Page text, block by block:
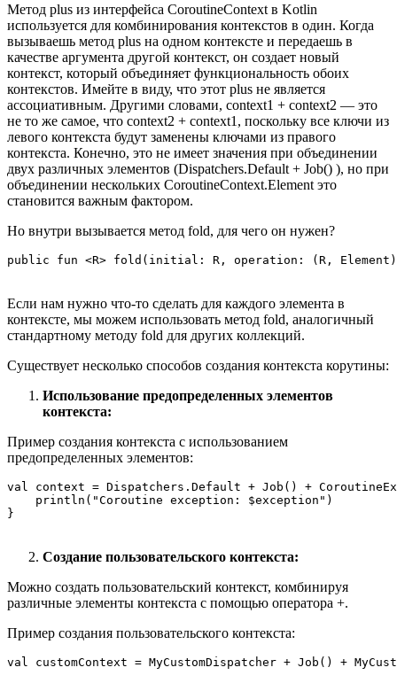
Метод plus из интерфейса CoroutineContext в Kotlin
используется для комбинирования контекстов в один. Когда
вызываешь метод plus на одном контексте и передаешь в
качестве аргумента другой контекст, он создает новый
контекст, который объединяет функциональность обоих
контекстов. Имейте в виду, что этот plus не является
ассоциативным. Другими словами, context1 + context2 — это
не то же самое, что context2 + context1, поскольку все ключи из
левого контекста будут заменены ключами из правого
контекста. Конечно, это не имеет значения при объединении
двух различных элементов (Dispatchers.Default + Job() ), но при
объединении нескольких CoroutineContext.Element это
становится важным фактором.
Но внутри вызывается метод fold, для чего он нужен?
public fun <R> fold(initial: R, operation: (R,
Если нам нужно что-то сделать для каждого элемента в
контексте, мы можем использовать метод fold, аналогичный
стандартному методу fold для других коллекций.
Существует несколько способов создания контекста корутины:
Использование предопределенных элементов
контекста:
Пример создания контекста с использованием
предопределенных элементов:
val context = Dispatchers.Default + Job() +
    println("Coroutine exception: $exception")
}
Создание пользовательского контекста:
Можно создать пользовательский контекст, комбинируя
различные элементы контекста с помощью оператора +.
Пример создания пользовательского контекста:
val customContext = MyCustomDispatcher + Job() +